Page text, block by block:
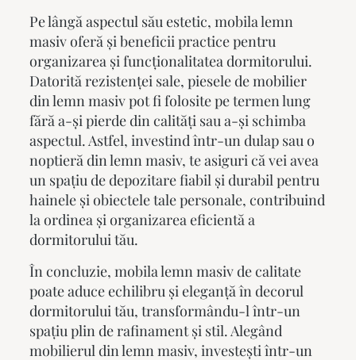
Pe lângă aspectul său estetic, mobila lemn
masivoferă și beneficii practice pentru
organizarea și funcționalitatea dormitorului.
Datorită rezistenței sale, piesele de mobilier
din lemn masiv pot fi folosite pe termen lung
fără a-și pierde din calități sau a-și schimba
aspectul. Astfel, investind într-un dulap sau o
noptieră din lemn masiv, te asiguri că vei avea
un spațiu de depozitare fiabil și durabil pentru
hainele și obiectele tale personale, contribuind
la ordinea și organizarea eficientă a
dormitorului tău.
În concluzie, mobila lemn masivde calitate
poate aduce echilibru și eleganță în decorul
dormitorului tău, transformându-l într-un
spațiu plin de rafinament și stil. Alegând
mobilierul din lemn masiv, investești într-un